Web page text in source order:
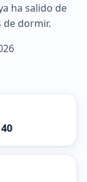
ha salido de
de dormir.